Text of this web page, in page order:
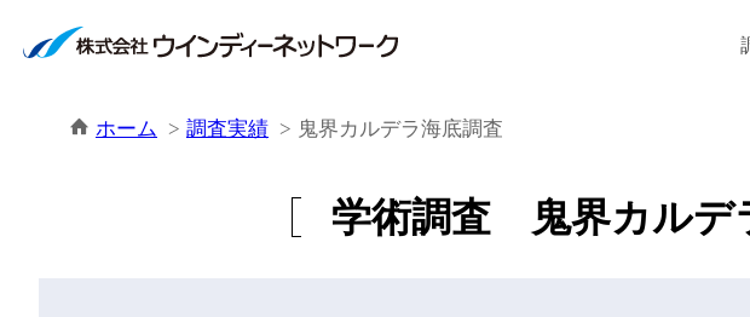
ホーム 調査実績 鬼界カルデラ海底調査
学術調査 鬼界カルデ